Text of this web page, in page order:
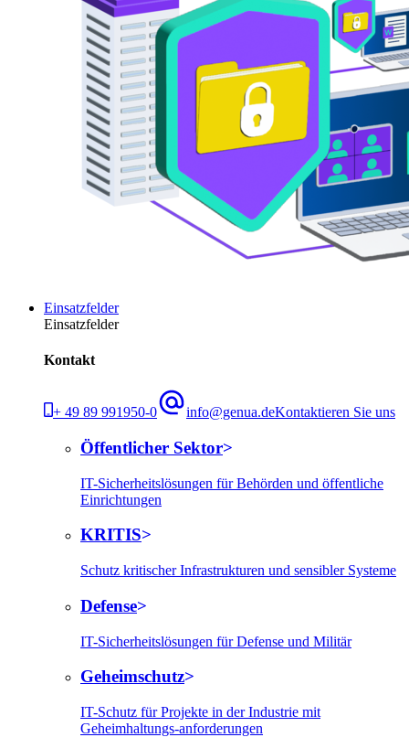
Einsatzfelder
Einsatzfelder
Kontakt
+ 49 89 991950-0 info@genua.deKontaktieren Sie uns
Öffentlicher Sektor
IT-Sicherheitslösungen für Behörden und öffentliche
Einrichtungen
KRITIS
Schutz kritischer Infrastrukturen und sensibler Systeme
Defense
IT-Sicherheitslösungen für Defense und Militär
Geheimschutz
IT-Schutz für Projekte in der Industrie mit
Geheimhaltungs-anforderungen